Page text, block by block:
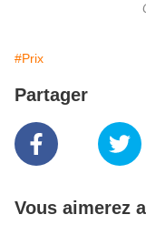
#Prix
Partager
Vous aimerez